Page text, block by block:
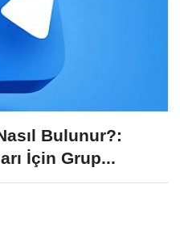
Bulunur?:
İçin Grup...